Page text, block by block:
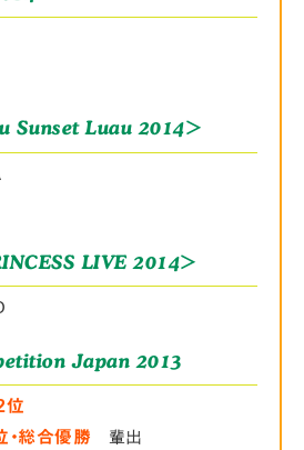
Sunset Luau 2014＞
LIVE 2014＞
Japan 2013
位
・総合優勝 輩出